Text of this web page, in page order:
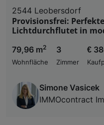
2544 Leobersdorf
Provisionsfrei:
Lichtdurchflutet in
79,96 m2
Wohnfläche
3
Zimmer
€
Simone Vasicek
IMMOcontract